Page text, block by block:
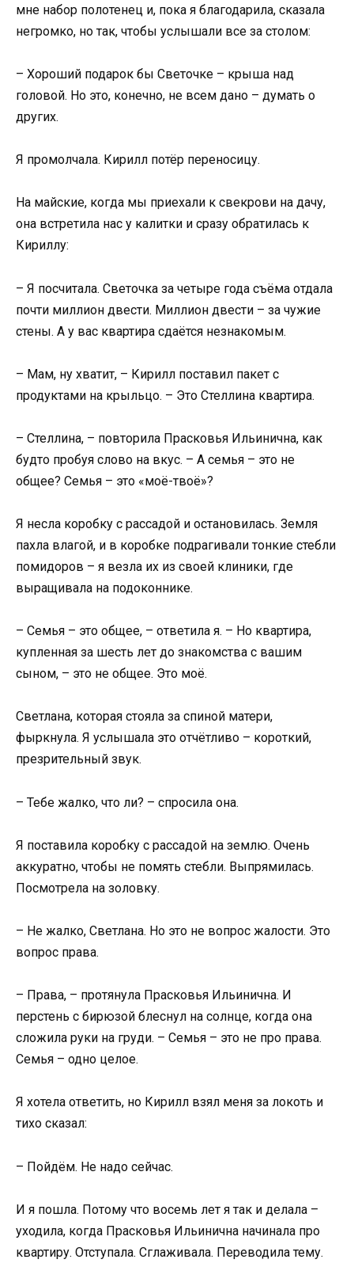
мне набор полотенец и, пока я благодарила, сказала
негромко, но так, чтобы услышали все за столом:
– Хороший подарок бы Светочке – крыша над
головой. Но это, конечно, не всем дано – думать о
других.
Я промолчала. Кирилл потёр переносицу.
На майские, когда мы приехали к свекрови на дачу,
она встретила нас у калитки и сразу обратилась к
Кириллу:
– Я посчитала. Светочка за четыре года съёма отдала
почти миллион двести. Миллион двести – за чужие
стены. А у вас квартира сдаётся незнакомым.
– Мам, ну хватит, – Кирилл поставил пакет с
продуктами на крыльцо. – Это Стеллина квартира.
– Стеллина, – повторила Прасковья Ильинична, как
будто пробуя слово на вкус. – А семья – это не
общее? Семья – это «моё-твоё»?
Я несла коробку с рассадой и остановилась. Земля
пахла влагой, и в коробке подрагивали тонкие стебли
помидоров – я везла их из своей клиники, где
выращивала на подоконнике.
– Семья – это общее, – ответила я. – Но квартира,
купленная за шесть лет до знакомства с вашим
сыном, – это не общее. Это моё.
Светлана, которая стояла за спиной матери,
фыркнула. Я услышала это отчётливо – короткий,
презрительный звук.
– Тебе жалко, что ли? – спросила она.
Я поставила коробку с рассадой на землю. Очень
аккуратно, чтобы не помять стебли. Выпрямилась.
Посмотрела на золовку.
– Не жалко, Светлана. Но это не вопрос жалости. Это
вопрос права.
– Права, – протянула Прасковья Ильинична. И
перстень с бирюзой блеснул на солнце, когда она
сложила руки на груди. – Семья – это не про права.
Семья – одно целое.
Я хотела ответить, но Кирилл взял меня за локоть и
тихо сказал:
– Пойдём. Не надо сейчас.
И я пошла. Потому что восемь лет я так и делала –
уходила, когда Прасковья Ильинична начинала про
квартиру. Отступала. Сглаживала. Переводила тему.